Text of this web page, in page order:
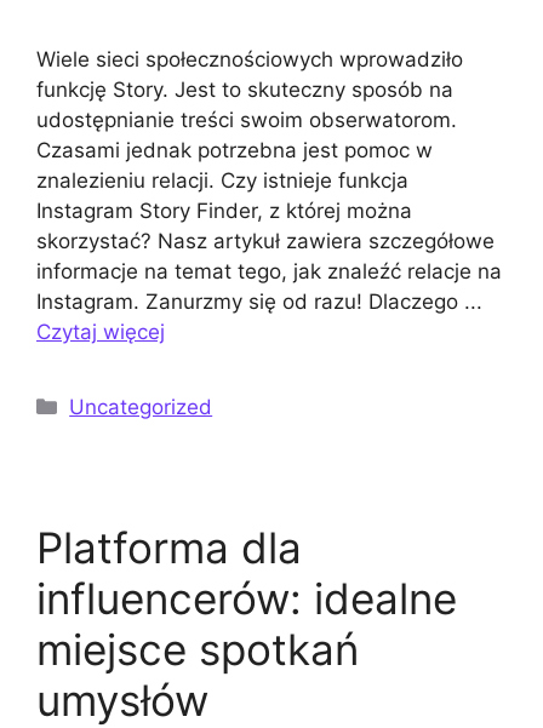
Wiele sieci społecznościowych wprowadziło
funkcję Story. Jest to skuteczny sposób na
udostępnianie treści swoim obserwatorom.
Czasami jednak potrzebna jest pomoc w
znalezieniu relacji. Czy istnieje funkcja
Instagram Story Finder, z której można
skorzystać? Nasz artykuł zawiera szczegółowe
informacje na temat tego, jak znaleźć relacje na
Instagram. Zanurzmy się od razu! Dlaczego ...
Czytaj więcej
Kategorie
Uncategorized
Platforma dla
influencerów: idealne
miejsce spotkań
umysłów